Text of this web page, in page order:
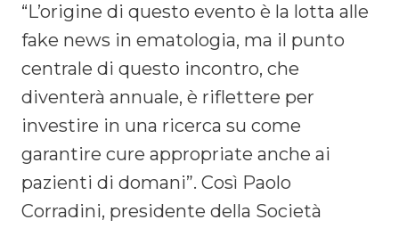
“L’origine di questo evento è la lotta alle
fake news in ematologia, ma il punto
centrale di questo incontro, che
diventerà annuale, è riflettere per
investire in una ricerca su come
garantire cure appropriate anche ai
pazienti di domani”. Così Paolo
Corradini, presidente della Società